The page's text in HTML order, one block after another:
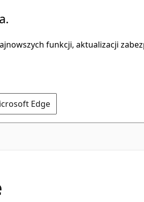
funkcji, aktualizacji
Edge